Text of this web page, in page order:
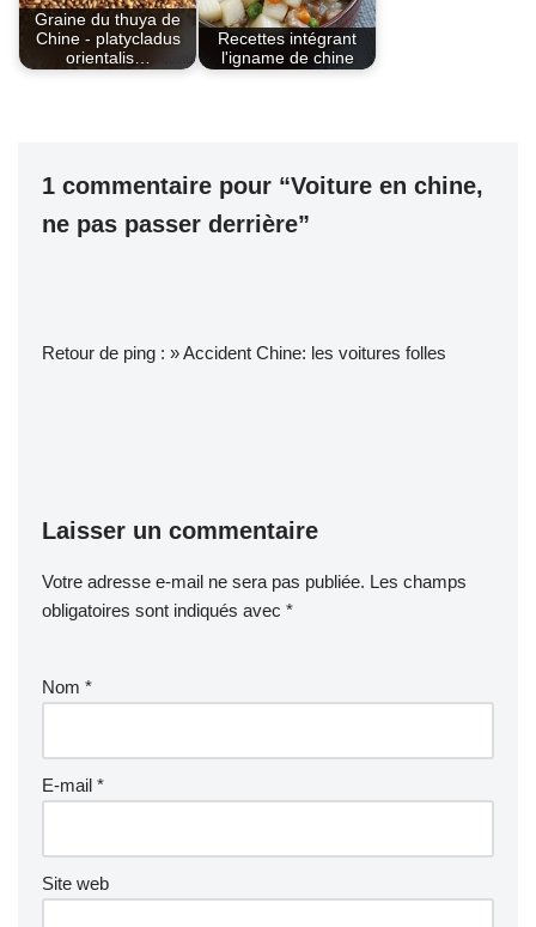
Graine du thuya de
Chine - platycladus
orientalis…
Recettes intégrant
l'igname de chine
1 commentaire pour “Voiture en chine,
ne pas passer derrière”
Retour de ping : » Accident Chine: les voitures folles
Laisser un commentaire
Votre adresse e-mail ne sera pas publiée. Les champs
obligatoires sont indiqués avec *
Nom *
E-mail *
Site web